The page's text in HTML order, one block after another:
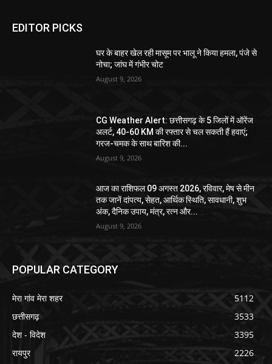
EDITOR PICKS
घर के बाहर खेल रही मासूम पर भालू ने किया हमला, पंजे से
नोचा; जांघ में गंभीर चोट
August 9, 2026
CG Weather Alert: छत्तीसगढ़ के 5 जिलों में ऑरेंज
अलर्ट, 40-60 KM की रफ्तार से चल सकती हैं हवाएं;
गरज-चमक के साथ बारिश की...
August 9, 2026
आज का राशिफल 09 अगस्त 2026, रविवार, मेष से मीन
तक जानें दांपत्य, सेहत, आर्थिक स्थिति, सावधानी, शुभ
अंक, दैनिक उपाय, मंत्र, रत्न और...
August 9, 2026
POPULAR CATEGORY
मेरा गांव मेरा शहर
5112
छत्तीसगढ़
3533
देश - विदेश
3395
रायपुर
2226